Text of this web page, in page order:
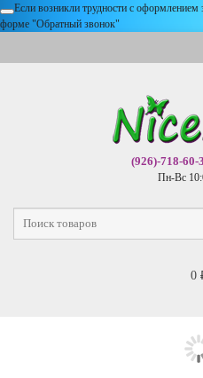
Если возникли трудности с оформлением
форме "Обратный звонок"
(926)-718-60-
Пн-Вс
0